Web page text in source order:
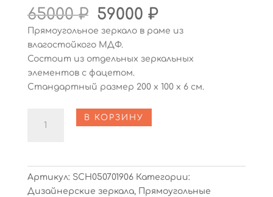
65000₽ Первоначальная
цена
составляла
65000 ₽.
59000 ₽Текущая
цена:
Прямоугольное зеркало в раме из
влагостойкого МДФ.
Состоит из отдельных зеркальных
элементов с фацетом.
Стандартный размер 200 х 100 х 6 см.
Juno
В КОРЗИНУ
Артикул: SCH050701906 Категории:
Дизайнерские зеркала, Прямоугольные